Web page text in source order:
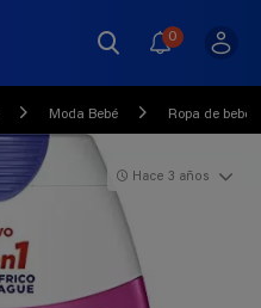
0
Moda Bebé Ropa de bebé
Hace 3 años